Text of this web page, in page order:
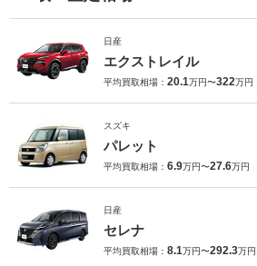
日産
エクストレイル
平均買取相場： 20.1万円〜322万円
スズキ
パレット
平均買取相場： 6.9万円〜27.6万円
日産
セレナ
平均買取相場： 8.1万円〜292.3万円